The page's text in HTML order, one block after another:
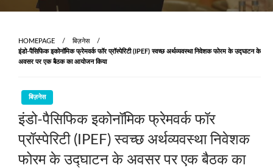
HOMEPAGE
बिज़नेस
इंडो-पैसिफिक इकोनॉमिक फ्रेमवर्क फॉर प्रॉस्पेरिटी (IPEF) स्वच्छ अर्थव्यवस्था निवेशक फोरम के उद्घाटन के
अवसर पर एक बैठक का आयोजन किया
बिज़नेस
इंडो-पैसिफिक इकोनॉमिक फ्रेमवर्क फॉर
प्रॉस्पेरिटी (IPEF) स्वच्छ अर्थव्यवस्था निवेशक
फोरम के उद्घाटन के अवसर पर एक बैठक का